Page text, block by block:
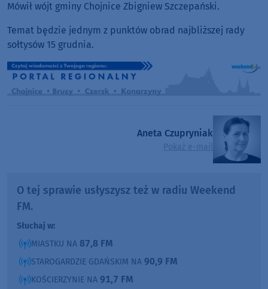
Mówił wójt gminy Chojnice Zbigniew Szczepański.
Temat będzie jednym z punktów obrad najbliższej rady
sołtysów 15 grudnia.
Aneta Czupryniak
Pokaż e-mail
O tej sprawie usłyszysz też w radiu Weekend
FM.
Słuchaj w:
MIASTKU NA 87,8 FM
STAROGARDZIE GDAŃSKIM NA 90,9 FM
KOŚCIERZYNIE NA 91,7 FM